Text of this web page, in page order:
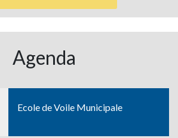
Agenda
Ecole de Voile Municipale